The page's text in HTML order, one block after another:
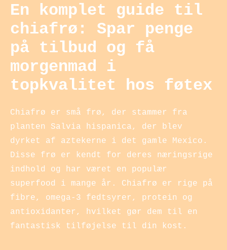
En komplet guide til
chiafrø: Spar penge
på tilbud og få
morgenmad i
topkvalitet hos føtex
Chiafrø er små frø, der stammer fra
planten Salvia hispanica, der blev
dyrket af aztekerne i det gamle Mexico.
Disse frø er kendt for deres næringsrige
indhold og har været en populær
superfood i mange år. Chiafrø er rige på
fibre, omega-3 fedtsyrer, protein og
antioxidanter, hvilket gør dem til en
fantastisk tilføjelse til din kost.